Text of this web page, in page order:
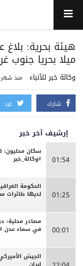
ميلا بحريا جنوب
وكالة خبر للأنباء منذ شهر
شارك غرد
إرشيف آخر خبر
01:54
سكان محليون:
#وكالة_خبر
01:25
الحكومة
لديها طائرات
00:01
مصادر محلية:
في سماء عدن